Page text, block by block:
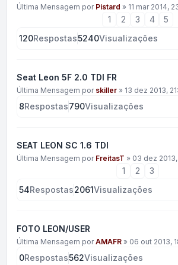
Última Mensagem por Pistard » 11 mar 2014,
1 2 3 4
5
120Respostas5240Visualizações
Seat Leon 5F 2.0 TDI FR
Última Mensagem por skiller » 13 dez 2013,
8Respostas790Visualizações
SEAT LEON SC 1.6 TDI
Última Mensagem por FreitasT » 03 dez
1 2
3
54Respostas2061Visualizações
FOTO LEON/USER
Última Mensagem porAMAFR » 06 out 2013,
0Respostas562Visualizações